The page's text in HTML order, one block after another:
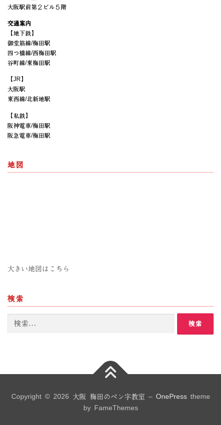
大阪駅前第２ビル５階
交通案内
【地下鉄】
御堂筋線/梅田駅
四つ橋線/西梅田駅
谷町線/東梅田駅
【JR】
大阪駅
東西線/北新地駅
【私鉄】
阪神電車/梅田駅
阪急電車/梅田駅
地図
大きい地図はこちら
検索
Copyright © 2026 大阪 梅田のペン字教室 – OnePresstheme
by FameThemes